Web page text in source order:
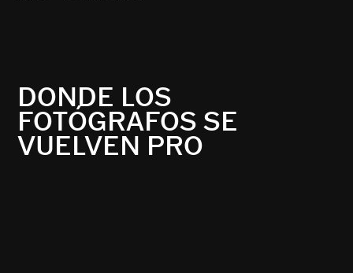
DONDE LOS
FOTÓGRAFOS SE
VUELVEN PRO